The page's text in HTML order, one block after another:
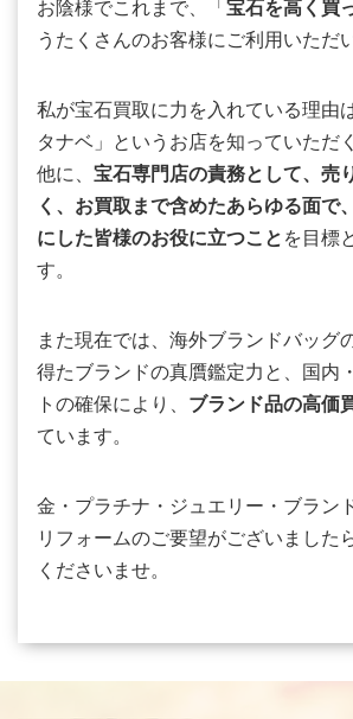
お陰様でこれまで、「 宝石を高く買
うたくさんのお客様にご利用いただ
私が宝石買取に力を入れている理由
タナベ」というお店を知っていただ
他に、 宝石専門店の責務として、売
く、お買取まで含めたあらゆる面で
にした皆様のお役に立つこと を目標
す。
また現在では、海外ブランドバッグ
得たブランドの真贋鑑定力と、国内
トの確保により、 ブランド品の高価
ています。
金・プラチナ・ジュエリー・ブラン
リフォームのご要望がございました
くださいませ。